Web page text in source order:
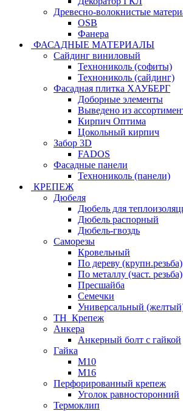
Древесно-волокнистые
OSB
Фанера
ФАСАДНЫЕ МАТЕРИАЛЫ
Сайдинг виниловый
Технониколь (софиты)
Технониколь (сайдинг)
Фасадная плитка ХАУБЕРГ
Доборные элементы
Выведено из
Кирпич Оптима
Цокольный кирпич
Забор 3D
FADOS
Фасадные панели
Технониколь (панели)
КРЕПЕЖ
Дюбеля
Дюбель для
Дюбель распорный
Дюбель-гвоздь
Саморезы
Кровельный
По дереву (крупн.резьба)
По металлу (част. резьба)
Пресшайба
Семечки
Универсальный
ТН_Крепеж
Анкера
Анкерный болт с гайкой
Гайка
М10
М16
Перфорированный крепеж
Уголок равносторонний
Термоклип